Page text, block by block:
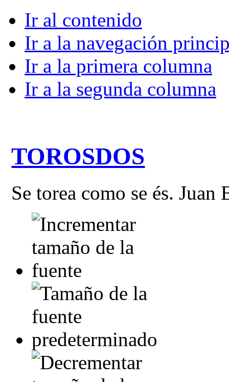
Ir al contenido
Ir a la navegación
Ir a la primera columna
Ir a la segunda columna
TOROSDOS
Se torea como se és. Juan